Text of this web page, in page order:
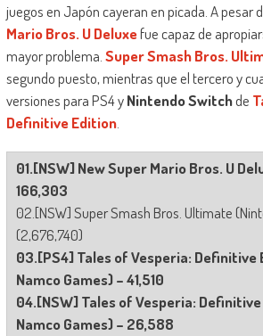
juegos en Japón cayeran en picada. A pesar
Mario Bros. U Deluxefue capaz de
mayor problema. Super Smash Bros.
segundo puesto, mientras que el tercero y
versiones para PS4 yNintendo Switchde
Definitive Edition.
01.[NSW] New Super Mario Bros. U
166,303
02.[NSW] Super Smash Bros. Ultimate
(2,676,740)
03.[PS4] Tales of Vesperia: Definitive
Namco Games) – 41,510
04.[NSW] Tales of Vesperia:
Namco Games) – 26,588